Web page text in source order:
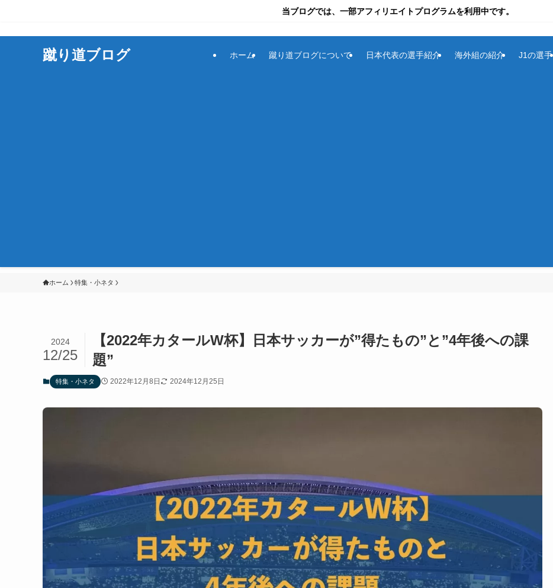
当ブログでは、一部アフィリエイトプログラムを利用中です。
蹴り道ブログ ホーム 蹴り道ブログについて 日本代表の選手紹介 海外組の紹介 J1の選手
ホーム 特集・小ネタ
【2022年カタールW杯】日本サッカーが”得たもの”と”4年後への課
題”
2024
12/25
特集・小ネタ 2022年12月8日 2024年12月25日